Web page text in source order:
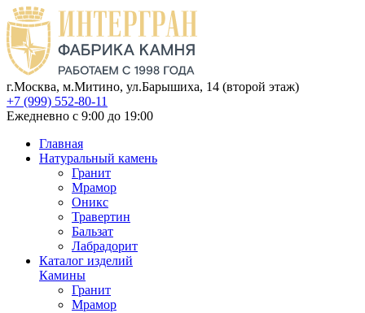
г.Москва, м.Митино, ул.Барышиха, 14 (второй этаж)
+7 (999) 552-80-11
Ежедневно с 9:00 до 19:00
Главная
Натуральный камень
Гранит
Мрамор
Оникс
Травертин
Бальзат
Лабрадорит
Каталог изделий
Камины
Гранит
Мрамор